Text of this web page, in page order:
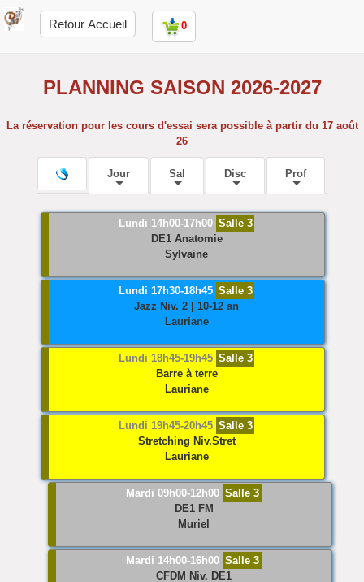
Retour Accueil 0
PLANNING SAISON 2026-2027
La réservation pour les cours d'essai sera possible à partir du 17 août
26
Jour Sal Disc Prof
Lundi 14h00-17h00 Salle 3
DE1 Anatomie
Sylvaine
Lundi 17h30-18h45 Salle 3
Jazz Niv. 2 | 10-12 an
Lauriane
Lundi 18h45-19h45 Salle 3
Barre à terre
Lauriane
Lundi 19h45-20h45 Salle 3
Stretching Niv.Stret
Lauriane
Mardi 09h00-12h00 Salle 3
DE1 FM
Muriel
Mardi 14h00-16h00 Salle 3
CFDM Niv. DE1